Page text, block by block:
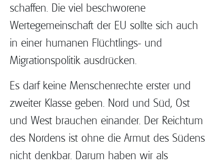
schaffen. Die viel beschworene
Wertegemeinschaft der EU sollte sich auch
in einer humanen Flüchtlings- und
Migrationspolitik ausdrücken.
Es darf keine Menschenrechte erster und
zweiter Klasse geben. Nord und Süd, Ost
und West brauchen einander. Der Reichtum
des Nordens ist ohne die Armut des Südens
nicht denkbar. Darum haben wir als